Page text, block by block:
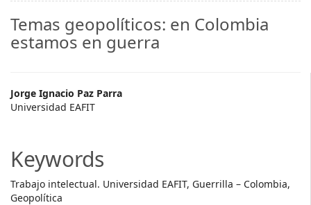
Temas geopolíticos: en Colombia
estamos en guerra
Main
Article
Jorge Ignacio Paz Parra
Universidad EAFIT
Keywords
Trabajo intelectual. Universidad EAFIT, Guerrilla – Colombia,
Geopolítica